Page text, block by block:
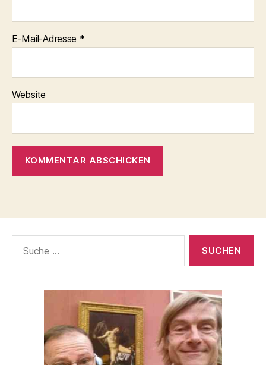
E-Mail-Adresse *
Website
nach: